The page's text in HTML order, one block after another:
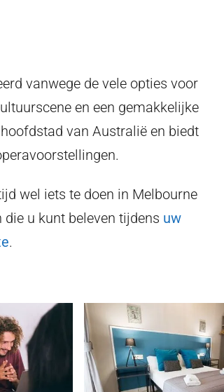
vanwege de vele opties voor
en een gemakkelijke
van Australië en biedt
wel iets te doen in Melbourne
u kunt beleven tijdens uw
.